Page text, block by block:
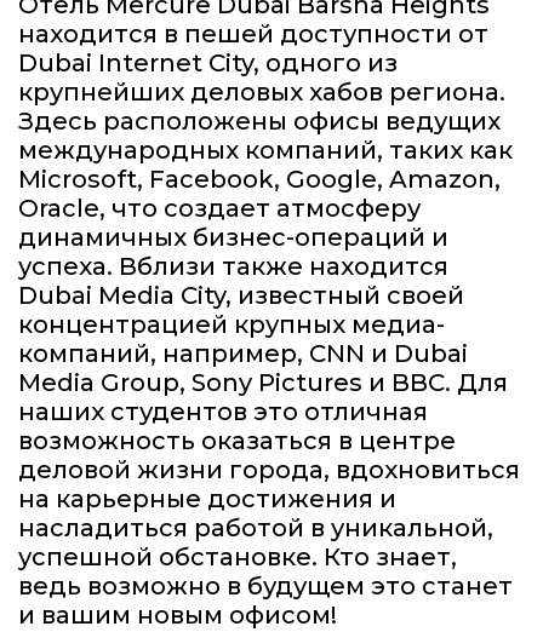
находится в пешей доступности от
Dubai Internet City, одного из
крупнейших деловых хабов региона.
Здесь расположены офисы ведущих
международных компаний, таких как
Microsoft, Facebook, Google, Amazon,
Oracle, что создает атмосферу
динамичных бизнес-операций и
успеха. Вблизи также находится
Dubai Media City, известный своей
концентрацией крупных медиа-
компаний, например, CNN и Dubai
Media Group, Sony Pictures и BBC. Для
наших студентов это отличная
возможность оказаться в центре
деловой жизни города, вдохновиться
на карьерные достижения и
насладиться работой в уникальной,
успешной обстановке. Кто знает,
ведь возможно в будущем это станет
и вашим новым офисом!